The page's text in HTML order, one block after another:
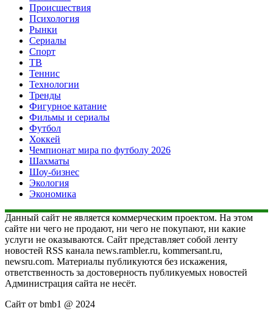
Происшествия
Психология
Рынки
Сериалы
Спорт
ТВ
Теннис
Технологии
Тренды
Фигурное катание
Фильмы и сериалы
Футбол
Хоккей
Чемпионат мира по футболу 2026
Шахматы
Шоу-бизнес
Экология
Экономика
Данный сайт не является коммерческим проектом. На этом
сайте ни чего не продают, ни чего не покупают, ни какие
услуги не оказываются. Сайт представляет собой ленту
новостей RSS канала news.rambler.ru, kommersant.ru,
newsru.com. Материалы публикуются без искажения,
ответственность за достоверность публикуемых новостей
Администрация сайта не несёт.
Сайт от bmb1 @ 2024